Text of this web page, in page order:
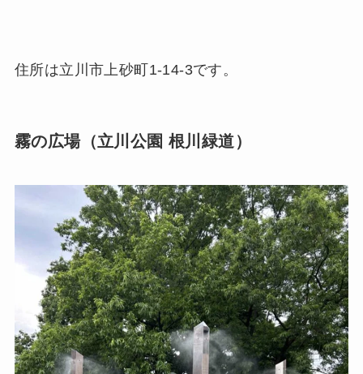
住所は立川市上砂町1-14-3です。
霧の広場（立川公園 根川緑道）